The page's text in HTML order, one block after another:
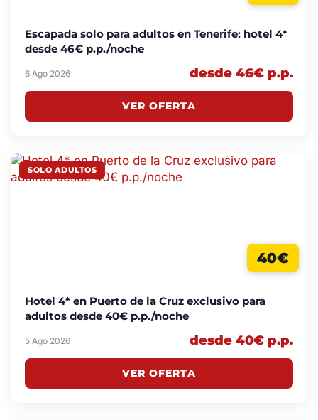
Escapada solo para adultos en Tenerife: hotel 4*
desde 46€ p.p./noche
6 Ago 2026 desde 46€ p.p.
VER OFERTA
SOLO ADULTOS
40€
Hotel 4* en Puerto de la Cruz exclusivo para
adultos desde 40€ p.p./noche
5 Ago 2026 desde 40€ p.p.
VER OFERTA